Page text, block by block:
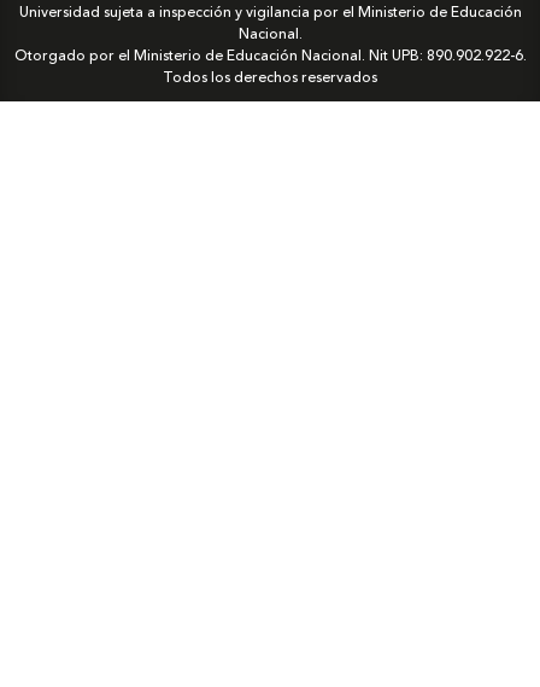
Universidad sujeta a inspección y vigilancia por el Ministerio de Educación
Nacional.
Otorgado por el Ministerio de Educación Nacional. Nit UPB: 890.902.922-6.
Todos los derechos reservados